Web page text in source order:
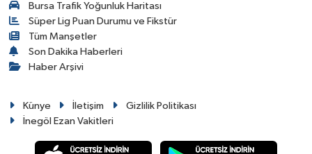
Bursa Trafik Yoğunluk Haritası
Süper Lig Puan Durumu ve Fikstür
Tüm Manşetler
Son Dakika Haberleri
Haber Arşivi
Künye İletişim
Gizlilik Politikası
İnegöl Ezan Vakitleri